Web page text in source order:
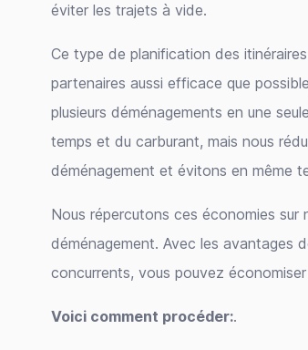
éviter les trajets à vide.
Ce type de planification des
partenaires aussi efficace que
plusieurs déménagements en une
temps et du carburant, mais nous
déménagement et évitons en même
Nous répercutons ces économies sur
déménagement. Avec les avantages
concurrents, vous pouvez
Voici comment procéder:.